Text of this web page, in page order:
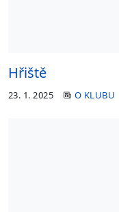
Hřiště
23. 1. 2025 O KLUBU